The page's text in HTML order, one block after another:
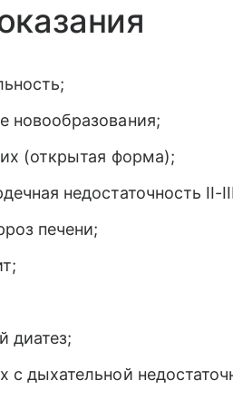
новообразования;
(открытая форма);
недостаточность II-
печени;
диатез;
с дыхательной